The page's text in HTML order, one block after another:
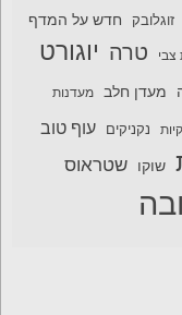
זוגלובק חדש על המדף
צבי טרה יוגורט
מעדן חלב מעדנות
נקניקים עוף טוב
שוקו שטראוס